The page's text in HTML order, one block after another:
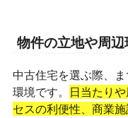
物件の立地や周
中古住宅を選ぶ際、
環境です。 日当たり
セスの利便性、商業